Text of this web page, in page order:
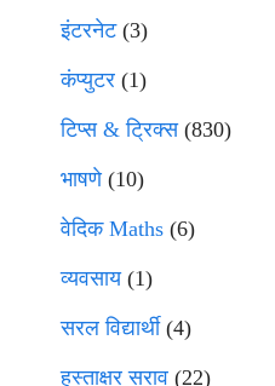
इंटरनेट(3)
कंप्युटर (1)
टिप्स & ट्रिक्स(830)
भाषणे(10)
वेदिक Maths (6)
व्यवसाय(1)
सरल विद्यार्थी(4)
हस्ताक्षर सराव (22)